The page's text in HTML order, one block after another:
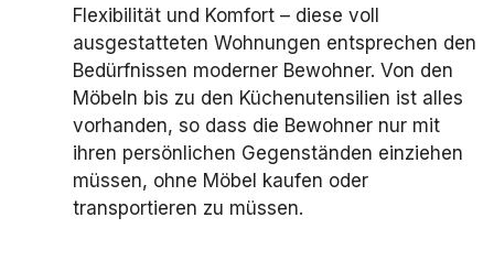
Flexibilität und Komfort – diese voll
ausgestatteten Wohnungen entsprechen den
Bedürfnissen moderner Bewohner. Von den
Möbeln bis zu den Küchenutensilien ist alles
vorhanden, so dass die Bewohner nur mit
ihren persönlichen Gegenständen einziehen
müssen, ohne Möbel kaufen oder
transportieren zu müssen.